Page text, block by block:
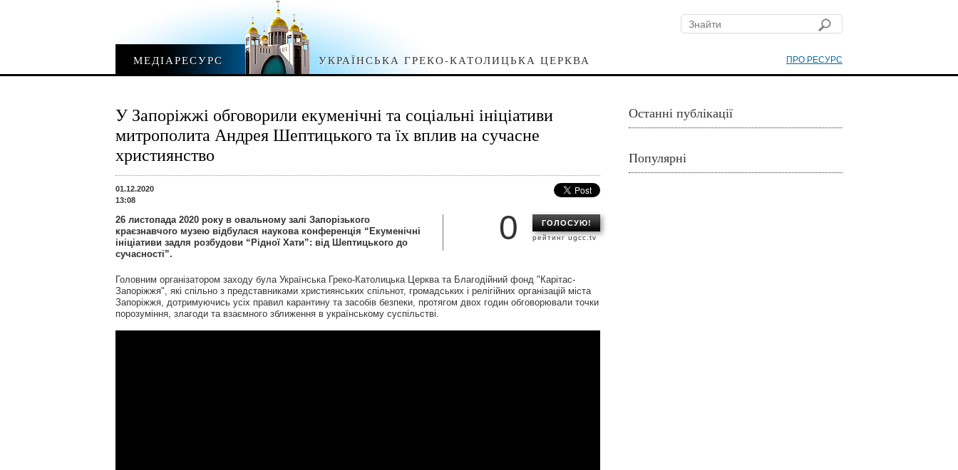
ПРО РЕСУРС
МЕДІАРЕСУРС УКРАЇНСЬКА ГРЕКО-КАТОЛИЦЬКА ЦЕРКВА
У Запоріжжі обговорили екуменічні та соціальні ініціативи
митрополита Андрея Шептицького та їх вплив на сучасне
християнство
01.12.2020
13:08
ГОЛОСУЮ!
рейтинг ugcc.tv
0
26 листопада 2020 року в овальному залі Запорізького
краєзнавчого музею відбулася наукова конференція “Екуменічні
ініціативи задля розбудови “Рідної Хати”: від Шептицького до
сучасності”.
Головним організатором заходу була Українська Греко-Католицька Церква та Благодійний фонд "Карітас-
Запоріжжя", які спільно з представниками християнських спільнот, громадських і релігійних організацій міста
Запоріжжя, дотримуючись усіх правил карантину та засобів безпеки, протягом двох годин обговорювали точки
порозуміння, злагоди та взаємного зближення в українському суспільстві.
Останні публікації
Популярні